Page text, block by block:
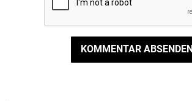
KOMMENTAR ABSENDEN